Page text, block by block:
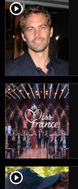
player2
player2